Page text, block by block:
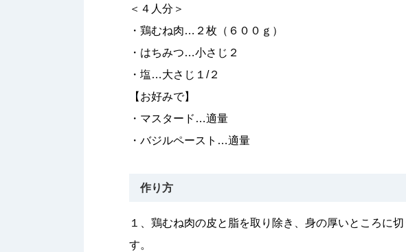
＜４人分＞
・鶏むね肉…２枚（６００ｇ）
・はちみつ…小さじ２
・塩…大さじ１/２
【お好みで】
・マスタード…適量
・バジルペースト…適量
作り方
１、鶏むね肉の皮と脂を取り除き、身の厚いところに
す。